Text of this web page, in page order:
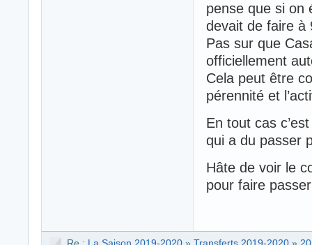
pense que si on
devait de faire à
Pas sur que
officiellement
Cela peut être
pérennité et
En tout cas
qui a du passer
Hâte de voir le
pour faire